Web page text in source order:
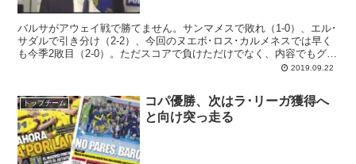
バルサがアウェイ戦で勝てません。サンマメスで敗れ（1-0）、エル･
サダルで引き分け（2-2）、今回のヌエボ･ロス･カルメネスでは早く
も今季2敗目（2-0）。ただスコアで負けただけでなく、内容でもグラ
ナダに完敗だっただけに、バルベルデも「今日の私たちは勝ちに相応
2019.09.22
トップチーム
コパ優勝、次はラ･リーガ獲得へ
と向け突っ走る